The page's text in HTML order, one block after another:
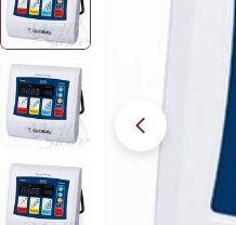
Apri supporto 2